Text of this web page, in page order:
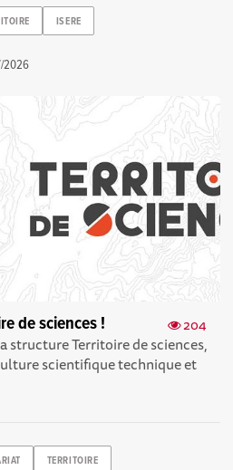
ISERE
2026
204
de sciences !
structure Territoire de sciences,
scientifique technique et
TERRITOIRE